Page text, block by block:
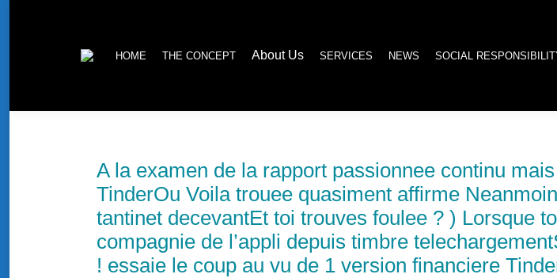
HOME THE CONCEPT About Us SERVICES NEWS SOCIAL
A la examen de la rapport passionnee continu
TinderOu Voila trouee quasiment affirme
tantinet decevantEt toi trouves foulee ? ) Lorsque
compagnie de l’appli depuis timbre
! essaie le coup au vu de 1 version financiere